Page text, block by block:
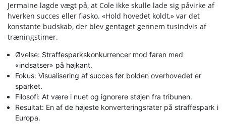
Jermaine lagde vægt på, at Cole ikke skulle lade sig påvirke af
hverken succes eller fiasko. «Hold hovedet koldt,» var det
konstante budskab, der blev gentaget gennem tusindvis af
træningstimer.
Øvelse: Straffesparkskonkurrencer mod faren med
«indsatser» på højkant.
Fokus: Visualisering af succes før bolden overhovedet er
sparket.
Filosofi: At være i nuet og ignorere støjen fra tribunen.
Resultat: En af de højeste konverteringsrater på straffespark i
Europa.